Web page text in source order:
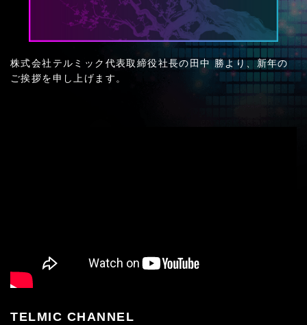
株式会社テルミック代表取締役社長の田中 勝より、新年の
ご挨拶を申し上げます。
TELMIC CHANNEL